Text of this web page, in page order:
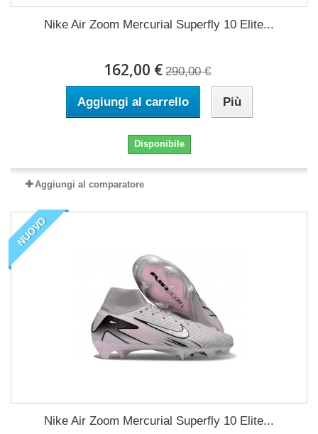
Nike Air Zoom Mercurial Superfly 10 Elite...
162,00 € 290,00 €
Aggiungi al carrello Più
Disponibile
Aggiungi al comparatore
NUOVO
Nike Air Zoom Mercurial Superfly 10 Elite...